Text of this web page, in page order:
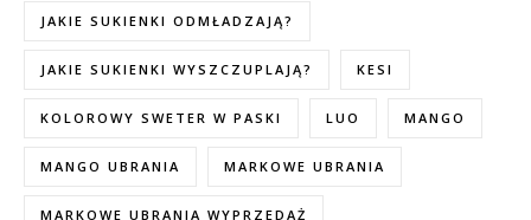
JAKIE SUKIENKI ODMŁADZAJĄ?
JAKIE SUKIENKI WYSZCZUPLAJĄ? KESI
KOLOROWY SWETER W PASKI LUO MANGO
MANGO UBRANIA MARKOWE UBRANIA
MARKOWE UBRANIA WYPRZEDAŻ